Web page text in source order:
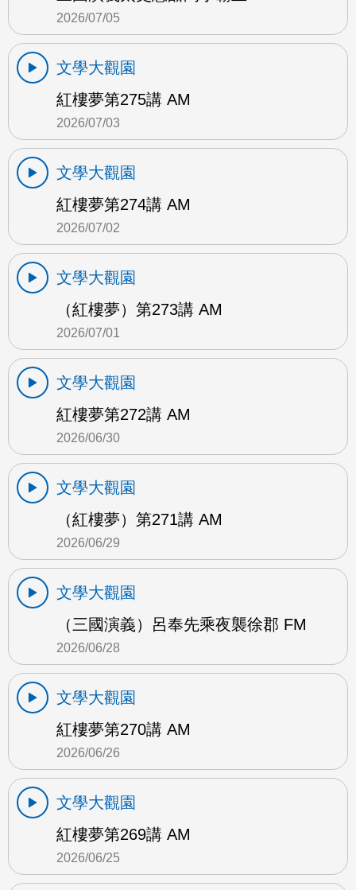
2026/07/05
文學大觀園
紅樓夢第275講 AM
2026/07/03
文學大觀園
紅樓夢第274講 AM
2026/07/02
文學大觀園
（紅樓夢）第273講 AM
2026/07/01
文學大觀園
紅樓夢第272講 AM
2026/06/30
文學大觀園
（紅樓夢）第271講 AM
2026/06/29
文學大觀園
（三國演義）呂奉先乘夜襲徐郡 FM
2026/06/28
文學大觀園
紅樓夢第270講 AM
2026/06/26
文學大觀園
紅樓夢第269講 AM
2026/06/25